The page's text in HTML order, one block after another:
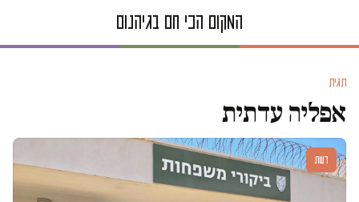
תגית
אפליה עדתית
דעות